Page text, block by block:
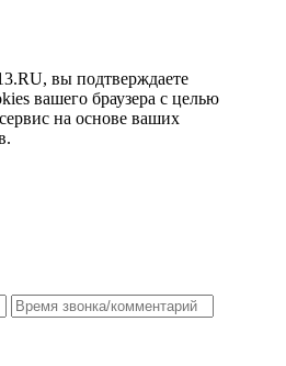
вы подтверждаете
вашего браузера с целью
на основе ваших